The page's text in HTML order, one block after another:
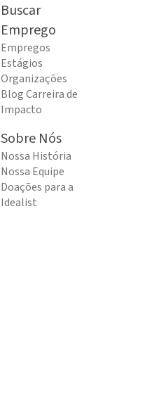
Buscar
Emprego
Empregos
Estágios
Organizações
Blog Carreira de
Impacto
Sobre Nós
Nossa História
Nossa Equipe
Doações para a
Idealist